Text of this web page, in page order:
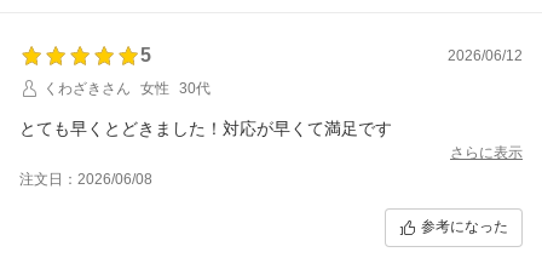
5
2026/06/12
くわざきさん
女性 30代
とても早くとどきました！対応が早くて満足です
さらに表示
注文日：2026/06/08
参考になった